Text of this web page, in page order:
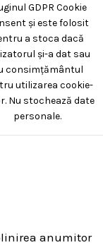
GDPR Cookie
și este folosit
a stoca dacă
și-a dat sau
consimțământul
utilizarea cookie-
Nu stochează date
personale.
anumitor